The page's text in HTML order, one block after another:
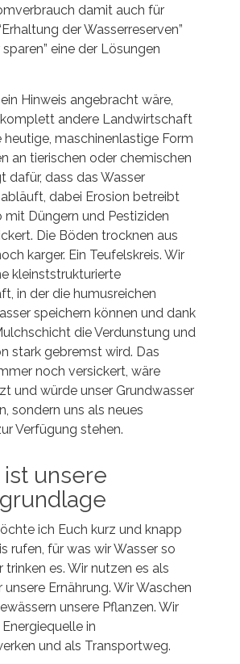
damit auch für
der Wasserreserven”
eine der Lösungen
Hinweis angebracht wäre,
andere Landwirtschaft
heutige, maschinenlastige Form
an tierischen oder chemischen
dafür, dass das Wasser
dabei Erosion betreibt
mit Düngern und Pestiziden
Die Böden trocknen aus
karger. Ein Teufelskreis. Wir
kleinststrukturierte
in der die humusreichen
speichern können und dank
die Verdunstung und
stark gebremst wird. Das
noch versickert, wäre
und würde unser Grundwasser
sondern uns als neues
Verfügung stehen.
unsere
ich Euch kurz und knapp
rufen, für was wir Wasser so
trinken es. Wir nutzen es als
Ernährung. Wir Waschen
unsere Pflanzen. Wir
in
und als Transportweg.